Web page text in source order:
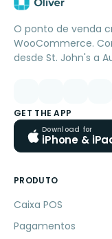
O ponto de venda
WooCommerce.
desde St. John's a
GET THE APP
Download for
iPhone &
PRODUTO
Caixa POS
Pagamentos